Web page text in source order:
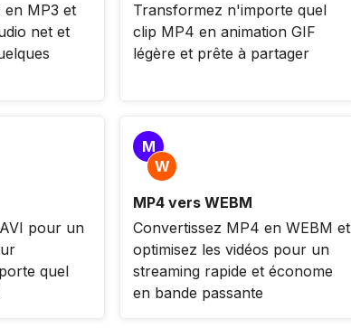
en MP3 et
net et
Transformez n'importe quel
clip MP4 en animation GIF
légère et prête à partager
pour un
quel
M
W
MP4 vers WEBM
Convertissez MP4 en WEBM et
optimisez les vidéos pour un
streaming rapide et économe
en bande passante